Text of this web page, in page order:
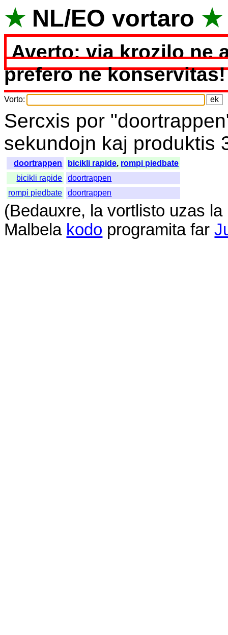
★ NL/EO vortaro ★
Averto: via krozilo ne
prefero ne konservitas!
Vorto:
Sercxis por "
sekundojn kaj produktis
doortrappen bicikli rapide, rompi piedbate
bicikli rapide
doortrappen
rompi piedbate
doortrappen
(Bedauxre, la vortlisto uzas la
Malbela kodo programita far